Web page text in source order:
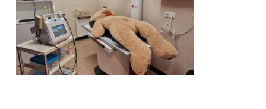
KONIJN & KNAAGDIER
CONTACT